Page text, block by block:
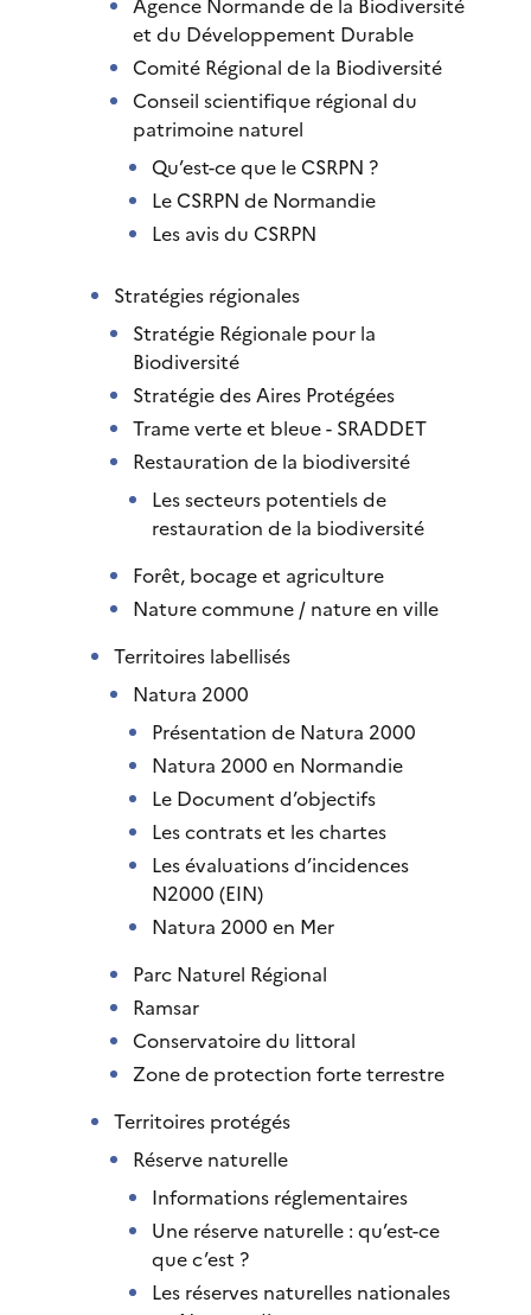
Agence Normande de la Biodiversité
et du Développement Durable
Comité Régional de la Biodiversité
Conseil scientifique régional du
patrimoine naturel
Qu’est-ce que le CSRPN ?
Le CSRPN de Normandie
Les avis du CSRPN
Stratégies régionales
Stratégie Régionale pour la
Biodiversité
Stratégie des Aires Protégées
Trame verte et bleue - SRADDET
Restauration de la biodiversité
Les secteurs potentiels de
restauration de la biodiversité
Forêt, bocage et agriculture
Nature commune / nature en ville
Territoires labellisés
Natura 2000
Présentation de Natura 2000
Natura 2000 en Normandie
Le Document d’objectifs
Les contrats et les chartes
Les évaluations d’incidences
N2000 (EIN)
Natura 2000 en Mer
Parc Naturel Régional
Ramsar
Conservatoire du littoral
Zone de protection forte terrestre
Territoires protégés
Réserve naturelle
Informations réglementaires
Une réserve naturelle : qu’est-ce
que c’est ?
Les réserves naturelles nationales